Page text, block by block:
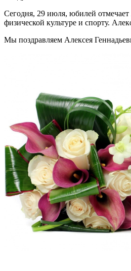
Сегодня, 29 июля, юбилей
физической культуре и спорту.
Мы поздравляем Алексея